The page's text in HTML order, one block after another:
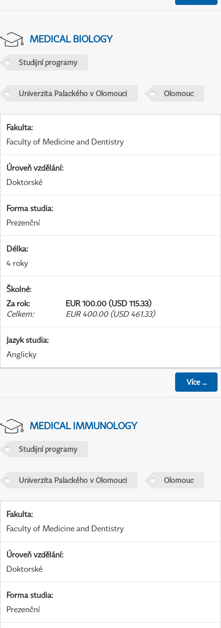
MEDICAL BIOLOGY
Studijní programy
Univerzita Palackého v Olomouci Olomouc
Fakulta:
Faculty of Medicine and Dentistry
Úroveň vzdělání:
Doktorské
Forma studia:
Prezenční
Délka:
4 roky
Školné:
Za rok:
EUR 100.00 (USD 115.33)
Celkem: EUR 400.00 (USD 461.33)
Jazyk studia:
Anglicky
Více...
MEDICAL IMMUNOLOGY
Studijní programy
Univerzita Palackého v Olomouci Olomouc
Fakulta:
Faculty of Medicine and Dentistry
Úroveň vzdělání:
Doktorské
Forma studia:
Prezenční